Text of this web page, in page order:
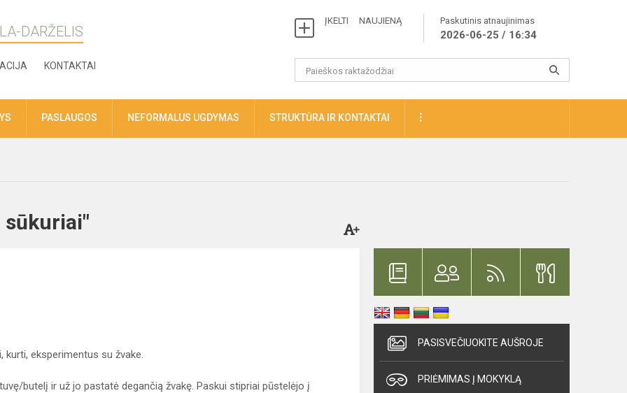
DARŽELIS
KONTAKTAI
ĮKELTI NAUJIENĄ Paskutinis atnaujinimas
2026-06-25 / 16:34
PASLAUGOS NEFORMALUS UGDYMAS STRUKTŪRA IR KONTAKTAI
sūkuriai"
eksperimentus su žvake.
butelį ir už jo pastatė degančią žvakę. Paskui stipriai pūstelėjo į
PASISVEČIUOKITE AUŠROJE
PRIĖMIMAS Į MOKYKLĄ